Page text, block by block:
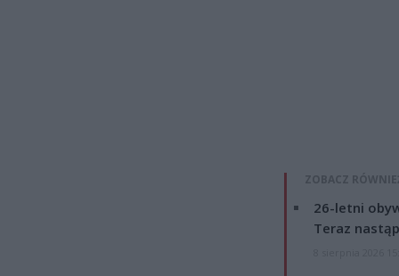
ZOBACZ
26-letni
Teraz